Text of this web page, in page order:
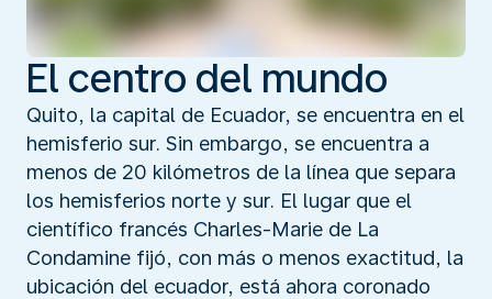
El centro del mundo
Quito, la capital de Ecuador, se encuentra en el
hemisferio sur. Sin embargo, se encuentra a
menos de 20 kilómetros de la línea que separa
los hemisferios norte y sur. El lugar que el
científico francés Charles-Marie de La
Condamine fijó, con más o menos exactitud, la
ubicación del ecuador, está ahora coronado